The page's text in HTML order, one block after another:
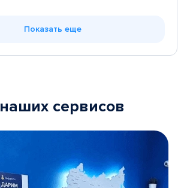
Показать еще
наших сервисов